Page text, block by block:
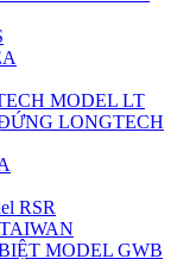
MODEL LT
LONGTECH
RSR
MODEL GWB